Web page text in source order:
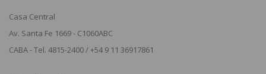
Casa Central
Av. Santa Fe 1669 - C1060ABC
CABA - Tel. 4815-2400 / +54 9 11 36917861